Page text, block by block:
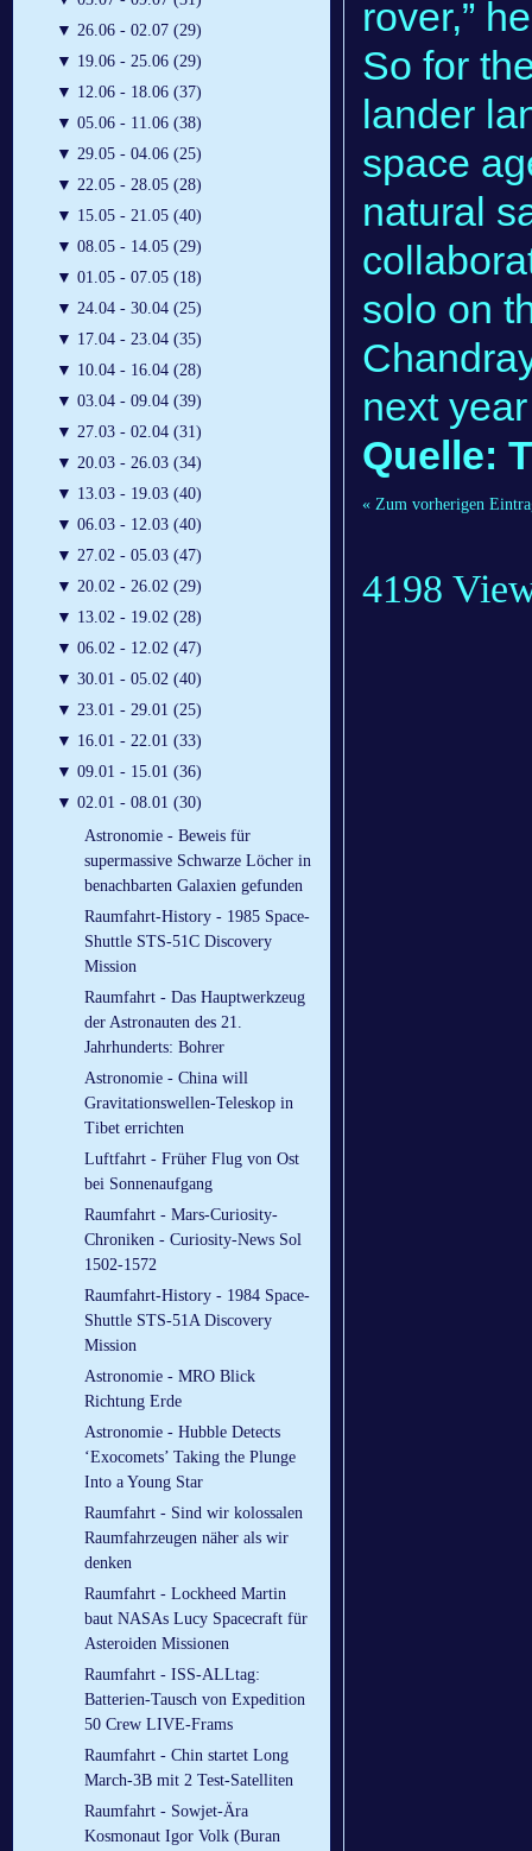
▼ 26.06 - 02.07 (29)
▼ 19.06 - 25.06 (29)
▼ 12.06 - 18.06 (37)
▼ 05.06 - 11.06 (38)
▼ 29.05 - 04.06 (25)
▼ 22.05 - 28.05 (28)
▼ 15.05 - 21.05 (40)
▼ 08.05 - 14.05 (29)
▼ 01.05 - 07.05 (18)
▼ 24.04 - 30.04 (25)
▼ 17.04 - 23.04 (35)
▼ 10.04 - 16.04 (28)
▼ 03.04 - 09.04 (39)
▼ 27.03 - 02.04 (31)
▼ 20.03 - 26.03 (34)
▼ 13.03 - 19.03 (40)
▼ 06.03 - 12.03 (40)
▼ 27.02 - 05.03 (47)
▼ 20.02 - 26.02 (29)
▼ 13.02 - 19.02 (28)
▼ 06.02 - 12.02 (47)
▼ 30.01 - 05.02 (40)
▼ 23.01 - 29.01 (25)
▼ 16.01 - 22.01 (33)
▼ 09.01 - 15.01 (36)
▼ 02.01 - 08.01 (30)
Astronomie - Beweis für
supermassive Schwarze Löcher in
benachbarten Galaxien gefunden
Raumfahrt-History - 1985 Space-
Shuttle STS-51C Discovery
Mission
Raumfahrt - Das Hauptwerkzeug
der Astronauten des 21.
Jahrhunderts: Bohrer
Astronomie - China will
Gravitationswellen-Teleskop in
Tibet errichten
Luftfahrt - Früher Flug von Ost
bei Sonnenaufgang
Raumfahrt - Mars-Curiosity-
Chroniken - Curiosity-News Sol
1502-1572
Raumfahrt-History - 1984 Space-
Shuttle STS-51A Discovery
Mission
Astronomie - MRO Blick
Richtung Erde
Astronomie - Hubble Detects
‘Exocomets’ Taking the Plunge
Into a Young Star
Raumfahrt - Sind wir kolossalen
Raumfahrzeugen näher als wir
denken
Raumfahrt - Lockheed Martin
baut NASAs Lucy Spacecraft für
Asteroiden Missionen
Raumfahrt - ISS-ALLtag:
Batterien-Tausch von Expedition
50 Crew LIVE-Frams
Raumfahrt - Chin startet Long
March-3B mit 2 Test-Satelliten
Raumfahrt - Sowjet-Ära
Kosmonaut Igor Volk (Buran
rover,”
So for
lander
space
natural
solo on
next year
Quelle:
« Zum vorherigen
4198